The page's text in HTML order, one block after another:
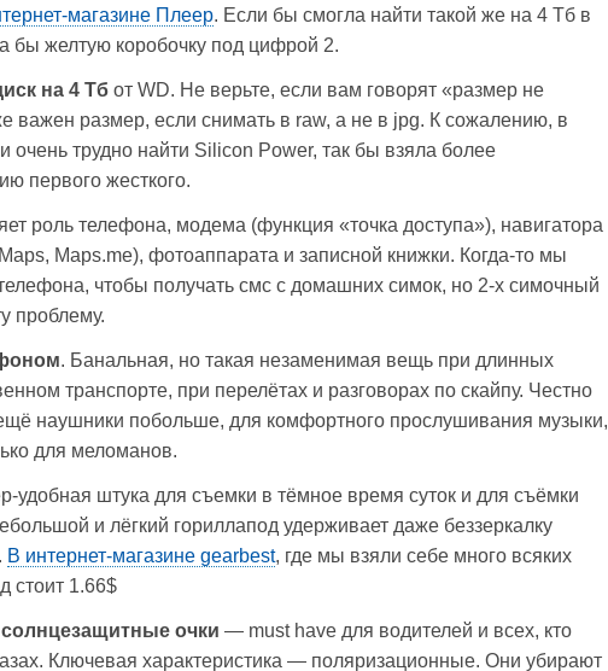
магазине Плеер. Если бы смогла найти такой же на 4 Тб в
бы желтую коробочку под цифрой 2.
на 4 Тбот WD. Не верьте, если вам говорят «размер не
важен размер, если снимать в raw, а не в jpg. К сожалению, в
очень трудно найти Silicon Power, так бы взяла более
первого жесткого.
роль телефона, модема (функция «точка доступа»), навигатора
Maps.me), фотоаппарата и записной книжки. Когда-то мы
чтобы получать смс с домашних симок, но 2-х симочный
проблему.
. Банальная, но такая незаменимая вещь при длинных
транспорте, при перелётах и разговорах по скайпу. Честно
наушники побольше, для комфортного прослушивания музыки,
для меломанов.
удобная штука для съемки в тёмное время суток и для съёмки
и лёгкий гориллапод удерживает даже беззеркалку
В интернет-магазине gearbest, где мы взяли себе много всяких
стоит 1.66$
очки — must have для водителей и всех, кто
Ключевая характеристика — поляризационные. Они убирают